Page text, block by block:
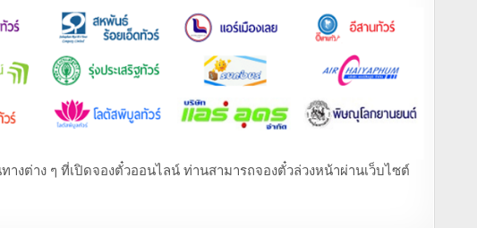
งต่าง ๆ ที่เปิดจองตั๋วออนไลน์ ท่านสามารถจองตั๋วล่วงหน้าผ่านเว็บไซต์